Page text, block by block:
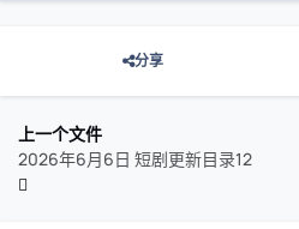
分享
上一个文件
2026年6月6日 短剧更新目录12